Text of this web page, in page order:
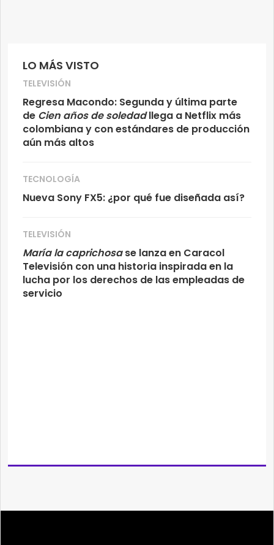
LO MÁS VISTO
TELEVISIÓN
Regresa Macondo: Segunda y última parte
de Cien años de soledadllega a Netflix más
colombiana y con estándares de producción
aún más altos
TECNOLOGÍA
Nueva Sony FX5: ¿por qué fue diseñada así?
TELEVISIÓN
María la caprichosase lanza en Caracol
Televisión con una historia inspirada en la
lucha por los derechos de las empleadas de
servicio